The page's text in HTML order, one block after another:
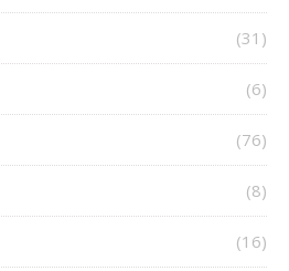
(31)
(6)
(76)
(8)
(16)